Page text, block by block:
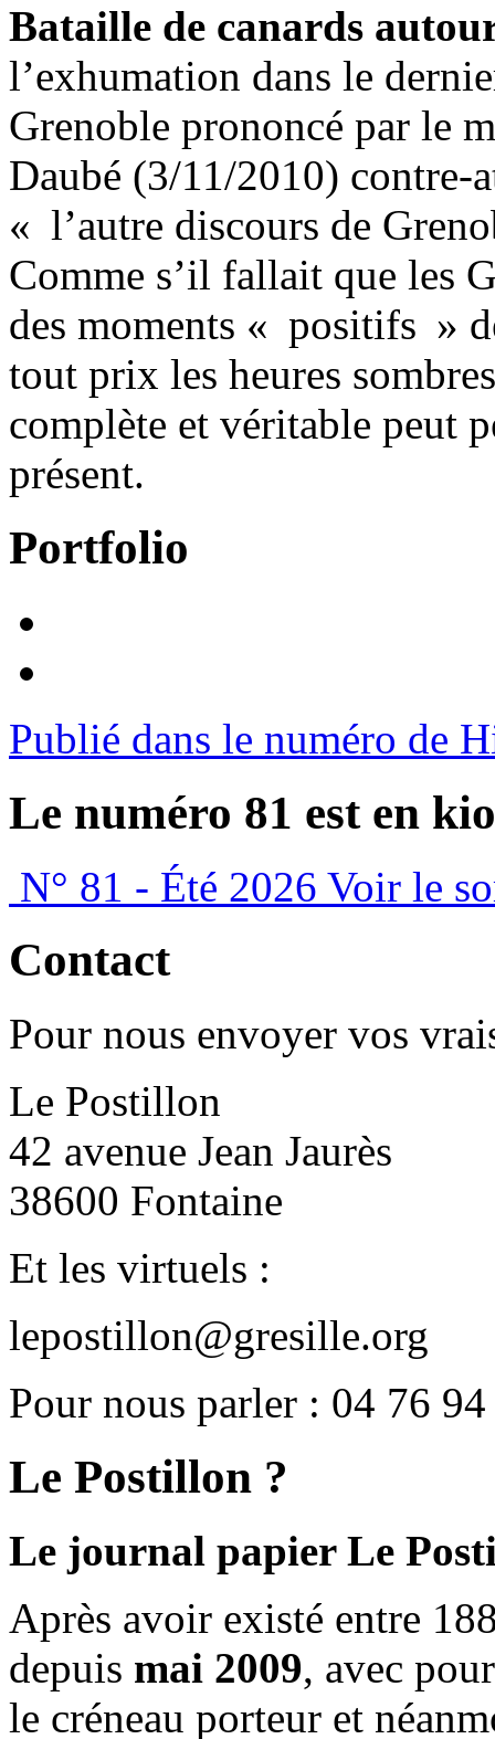
Bataille de canards
l’exhumation dans le
Grenoble prononcé par le
Daubé (3/11/2010) contre-
« l’autre discours de
Comme s’il fallait que les
des moments « positifs »
tout prix les heures
complète et véritable peut
présent.
Portfolio
Publié dans le numéro de
Le numéro 81 est en
N° 81 - Été 2026 Voir le
Contact
Pour nous envoyer vos
Le Postillon
42 avenue Jean Jaurès
38600 Fontaine
Et les virtuels :
lepostillon@gresille.org
Pour nous parler : 04 76
Le Postillon ?
Le journal papier Le
Après avoir existé entre
depuis mai 2009, avec
le créneau porteur et